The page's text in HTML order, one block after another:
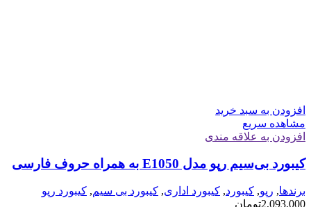
افزودن به سبد خرید
مشاهده سریع
افزودن به علاقه مندی
کیبورد بی‌سیم رپو مدل E1050 به همراه حروف فارسی
برندها, رپو, کیبورد, کیبورد اداری, کیبورد بی سیم, کیبورد رپو
2,093,000تومان